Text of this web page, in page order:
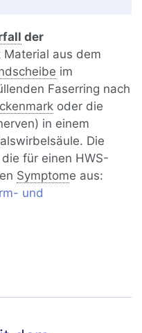
der
aus dem
im
Faserring nach
oder die
in einem
Die
für einen HWS-
Symptome aus:
und
der